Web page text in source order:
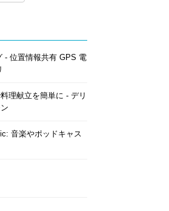
- 位置情報共有 GPS 電
理献立を簡単‪に - デリ
音楽やポッドキャス